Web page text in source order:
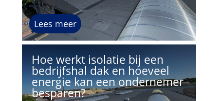
Lees meer
Hoe werkt isolatie bij een
bedrijfshal dak en hoeveel
energie kan een ondernemer
besparen?